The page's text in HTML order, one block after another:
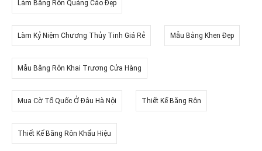
Làm Băng Rôn Quảng Cáo Đẹp
Làm Kỷ Niệm Chương Thủy Tinh Giá Rẻ Mẫu Bằng Khen Đẹp
Mẫu Băng Rôn Khai Trương Cửa Hàng
Mua Cờ Tổ Quốc Ở Đâu Hà Nội Thiết Kế Băng Rôn
Thiết Kế Băng Rôn Khẩu Hiệu